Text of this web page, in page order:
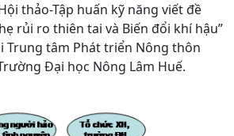
thảo-Tập huấn kỹ năng viết đề
rủi ro thiên tai và Biến đổi khí hậu”
Trung tâm Phát triển Nông thôn
Đại học Nông Lâm Huế.